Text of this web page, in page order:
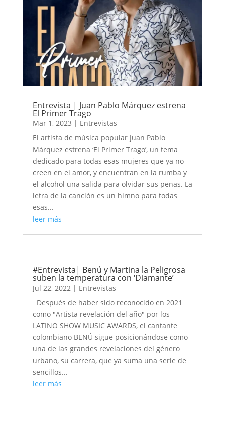
Entrevista | Juan Pablo Márquez estrena
El Primer Trago
Mar 1, 2023 | Entrevistas
El artista de música popular Juan Pablo
Márquez estrena ‘El Primer Trago’, un tema
dedicado para todas esas mujeres que ya no
creen en el amor, y encuentran en la rumba y
el alcohol una salida para olvidar sus penas. La
letra de la canción es un himno para todas
esas...
leer más
#Entrevista| Benú y Martina la Peligrosa
suben la temperatura con ‘Diamante’
Jul 22, 2022 | Entrevistas
Después de haber sido reconocido en 2021
como "Artista revelación del año" por los
LATINO SHOW MUSIC AWARDS, el cantante
colombiano BENÚ sigue posicionándose como
una de las grandes revelaciones del género
urbano, su carrera, que ya suma una serie de
sencillos...
leer más